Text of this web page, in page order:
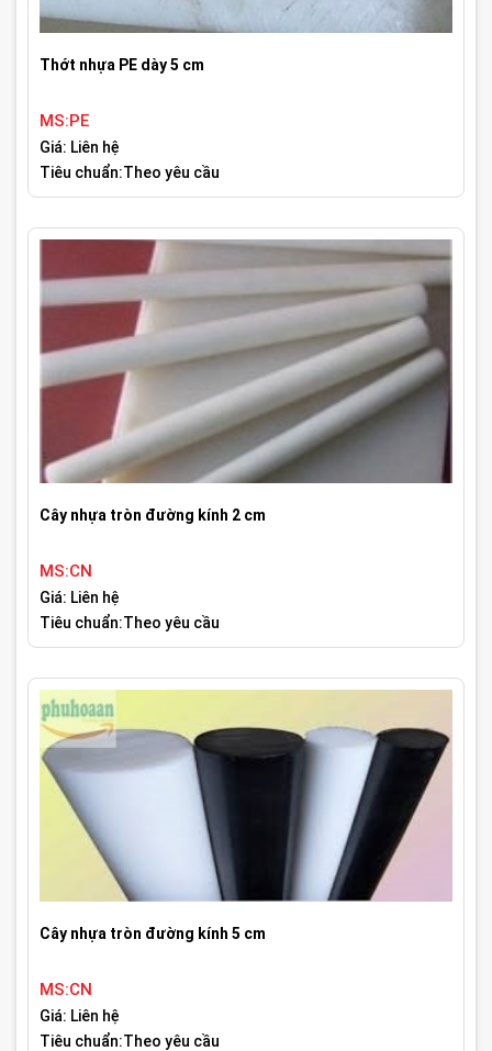
Thớt nhựa PE dày 5 cm
MS:PE
Giá: Liên hệ
Tiêu chuẩn:Theo yêu cầu
Cây nhựa tròn đường kính 2 cm
MS:CN
Giá: Liên hệ
Tiêu chuẩn:Theo yêu cầu
Cây nhựa tròn đường kính 5 cm
MS:CN
Giá: Liên hệ
Tiêu chuẩn:Theo yêu cầu